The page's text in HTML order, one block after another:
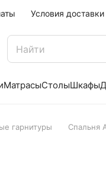
Условия доставки
МатрасыСтолыШкафы
гарнитуры Спальня